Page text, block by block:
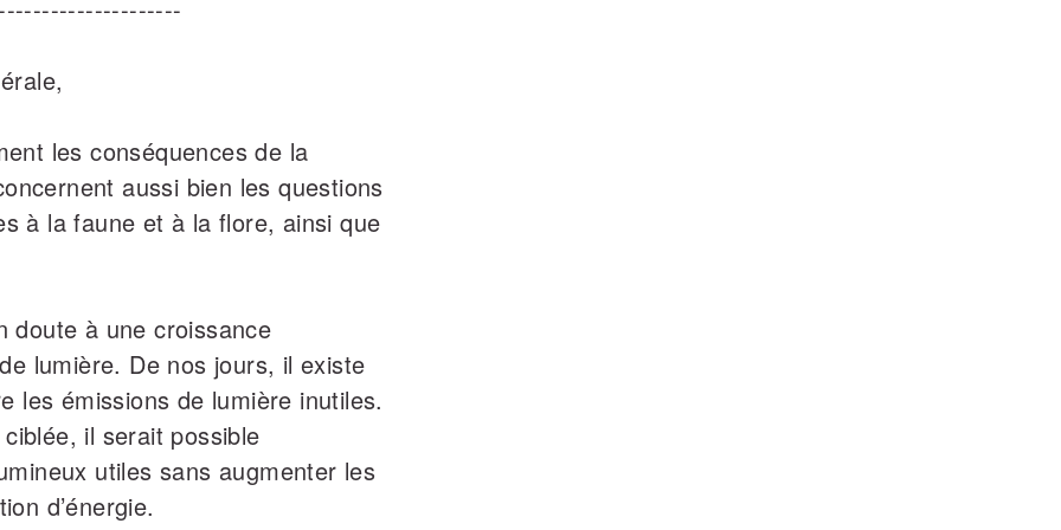
les conséquences de la
aussi bien les questions
à la faune et à la flore, ainsi que
doute à une croissance
lumière. De nos jours, il existe
les émissions de lumière inutiles.
il serait possible
utiles sans augmenter les
d’énergie.